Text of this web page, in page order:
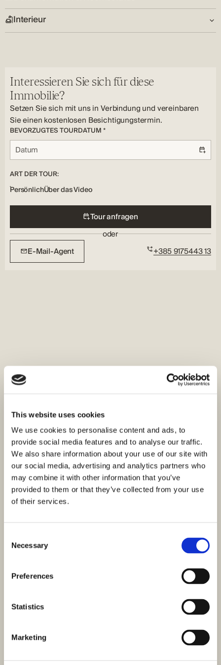
This website uses cookies
We use cookies to personalise content and ads, to
provide social media features and to analyse our traffic.
We also share information about your use of our site with
our social media, advertising and analytics partners who
may combine it with other information that you’ve
provided to them or that they’ve collected from your use
of their services.
Selection
Necessary
Preferences
Statistics
Marketing
Land:
HR
Garage:
Nein
Schlüssel im Besitz:
Interieur
Interessieren Sie sich für diese
Immobilie?
Setzen Sie sich mit uns in Verbindung und vereinbaren
Sie einen kostenlosen Besichtigungstermin.
BEVORZUGTES TOURDATUM *
ART DER TOUR:
PersönlichÜber das Video
Tour anfragen
oder
E-Mail-Agent
+385 9175443 13